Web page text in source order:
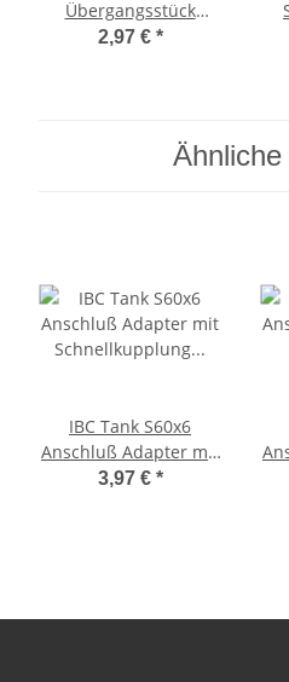
Übergangsstück
Klauen-
GEKA Gardena
2,97 € *
Ähnliche
IBC Tank S60x6
Anschluß Adapter mit
Schnellkupplung für
3,97 € *